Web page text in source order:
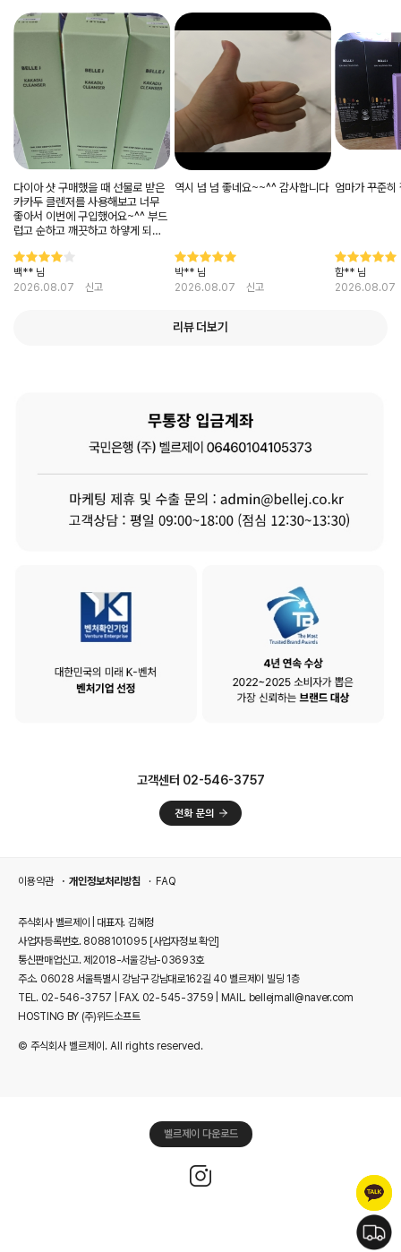
다이아 샷 구매했을 때 선물로 받은
카카두 클렌저를 사용해보고 너무
좋아서 이번에 구입했어요~^^ 부드
럽고 순하고 깨끗하고 하얗게 되는
격에 구입하게 되어서 너무 좋아요
~^^
백** 님
2026.08.07
신고
역시 넘 넘 좋네요~~^^ 감사합니다
박** 님
2026.08.07
신고
엄마가 꾸준
함** 님
2026.08.07
리뷰 더보기
고객센터 02-546-3757
이용약관 개인정보처리방침 FAQ
주식회사 벨르제이 | 대표자. 김혜정
사업자등록번호. 8088101095 [사업자정보 확인]
통신판매업신고. 제2018-서울강남-03693호
주소. 06028 서울특별시 강남구 강남대로162길 40 벨르제이 빌딩 1층
TEL. 02-546-3757 | FAX. 02-545-3759 | MAIL. bellejmall@naver.com
HOSTING BY (주)위드소프트
© 주식회사 벨르제이. All rights reserved.
벨르제이 다운로드